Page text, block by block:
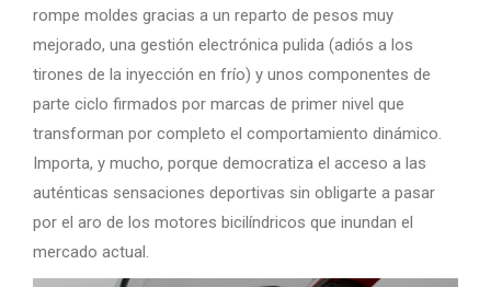
rompe moldes gracias a un reparto de pesos muy
mejorado, una gestión electrónica pulida (adiós a los
tirones de la inyección en frío) y unos componentes de
parte ciclo firmados por marcas de primer nivel que
transforman por completo el comportamiento dinámico.
Importa, y mucho, porque democratiza el acceso a las
auténticas sensaciones deportivas sin obligarte a pasar
por el aro de los motores bicilíndricos que inundan el
mercado actual.